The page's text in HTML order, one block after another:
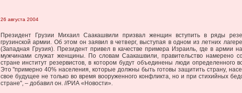
26 августа 2004
Президент Грузии Михаил Саакашвили призвал женщин вступить в ряды
грузинской армии. Об этом он заявил в четверг, выступая в одном из летних
(Западная Грузия). Президент привел в качестве примера Израиль, где в армии
мужчинами служат женщины. По словам Саакашвили, правительство намерено
стране институт резервистов, в котором будут объединены люди определенного
Это "примерно 40% населения, которые должны быть готовы защитить страну,
свое будущее не только во время вооруженного конфликта, но и при стихийных
стране", – добавил он. //РИА «Новости».